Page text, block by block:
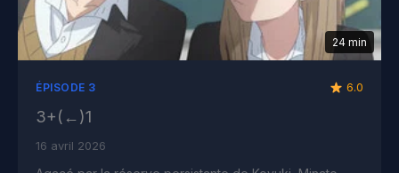
24 min
ÉPISODE 3 6.0
3+(←)1
16 avril 2026